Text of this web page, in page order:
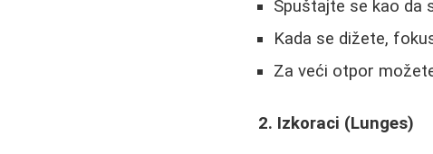
Spuštajte se kao da
Kada se dižete,
Za veći otpor
2. Izkoraci (Lunges)